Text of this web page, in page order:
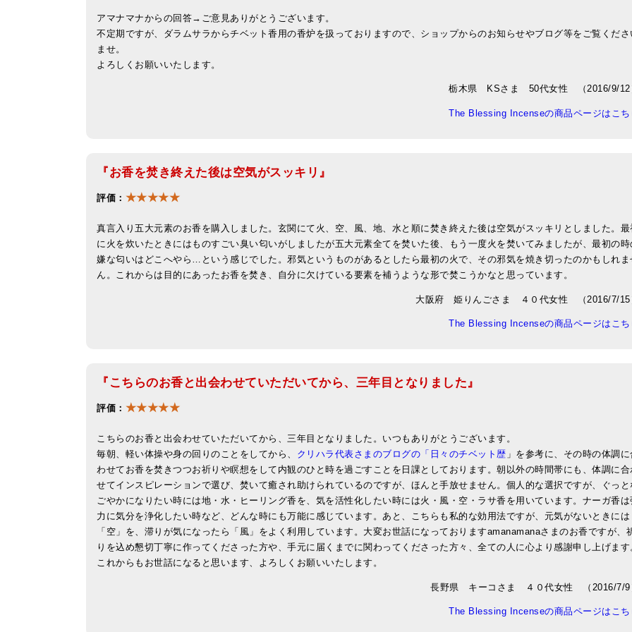
アマナマナからの回答→ご意見ありがとうございます。
不定期ですが、ダラムサラからチベット香用の香炉を扱っておりますので、ショップからのお知らせやブログ等をご覧くださ
ませ。
よろしくお願いいたします。
栃木県 KSさま 50代女性 （2016/9/12
The Blessing Incenseの商品ページはこち
『お香を焚き終えた後は空気がスッキリ』
評価： ★★★★★
真言入り五大元素のお香を購入しました。玄関にて火、空、風、地、水と順に焚き終えた後は空気がスッキリとしました。最
に火を炊いたときにはものすごい臭い匂いがしましたが五大元素全てを焚いた後、もう一度火を焚いてみましたが、最初の時
嫌な匂いはどこへやら…という感じでした。邪気というものがあるとしたら最初の火で、その邪気を焼き切ったのかもしれま
ん。これからは目的にあったお香を焚き、自分に欠けている要素を補うような形で焚こうかなと思っています。
大阪府 姫りんごさま ４０代女性 （2016/7/15
The Blessing Incenseの商品ページはこち
『こちらのお香と出会わせていただいてから、三年目となりました』
評価： ★★★★★
こちらのお香と出会わせていただいてから、三年目となりました。いつもありがとうございます。
毎朝、軽い体操や身の回りのことをしてから、
クリハラ代表さまのブログの「日々のチベット歴 」を参考に、その時の体調に
わせてお香を焚きつつお祈りや瞑想をして内観のひと時を過ごすことを日課としております。朝以外の時間帯にも、体調に合
せてインスピレーションで選び、焚いて癒され助けられているのですが、ほんと手放せません。個人的な選択ですが、ぐっと
ごやかになりたい時には地・水・ヒーリング香を、気を活性化したい時には火・風・空・ラサ香を用いています。ナーガ香は
力に気分を浄化したい時など、どんな時にも万能に感じています。あと、こちらも私的な効用法ですが、元気がないときには
「空」を、滞りが気になったら「風」をよく利用しています。大変お世話になっておりますamanamanaさまのお香ですが、
りを込め懇切丁寧に作ってくださった方や、手元に届くまでに関わってくださった方々、全ての人に心より感謝申し上げます
これからもお世話になると思います、よろしくお願いいたします。
長野県 キーコさま ４０代女性 （2016/7/9
The Blessing Incenseの商品ページはこち